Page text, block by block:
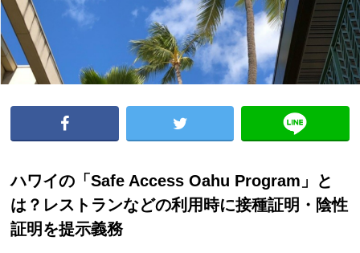
ハワイの「Safe Access Oahu Program」と
は？レストランなどの利用時に接種証明・陰性
証明を提示義務